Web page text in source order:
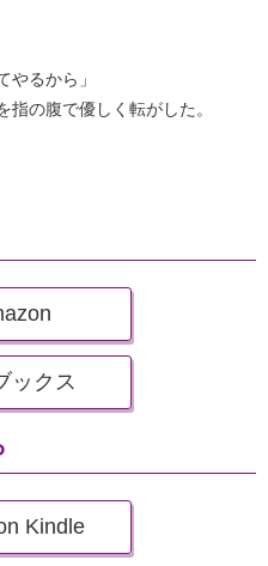
やるから」
の腹で優しく転がした。
ックス
Kindle